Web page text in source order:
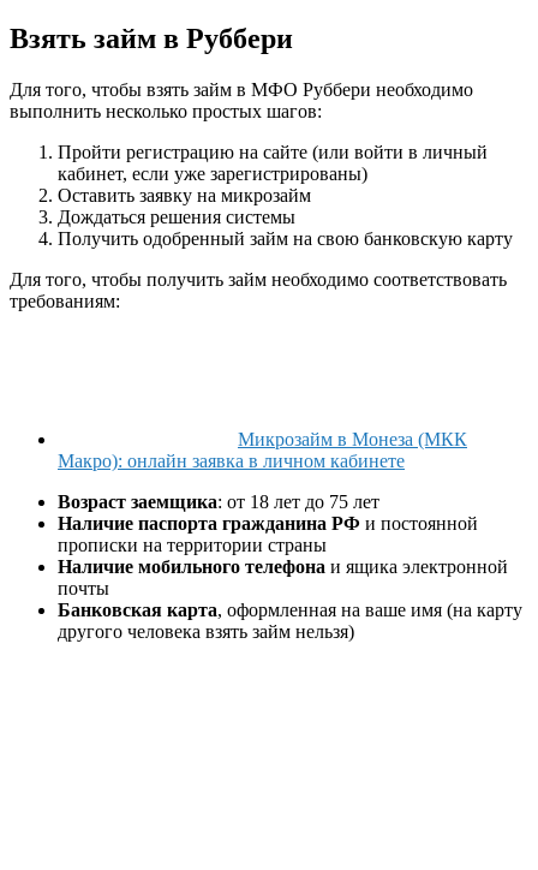
Взять займ в Руббери
Для того, чтобы взять займ в МФО Руббери необходимо
выполнить несколько простых шагов:
Пройти регистрацию на сайте (или войти в личный
кабинет, если уже зарегистрированы)
Оставить заявку на микрозайм
Дождаться решения системы
Получить одобренный займ на свою банковскую карту
Для того, чтобы получить займ необходимо соответствовать
требованиям:
Микрозайм в Монеза (МКК
Макро): онлайн заявка в личном кабинете
Возраст заемщика: от 18 лет до 75 лет
Наличие паспорта гражданина РФ и постоянной
прописки на территории страны
Наличие мобильного телефона и ящика электронной
почты
Банковская карта, оформленная на ваше имя (на карту
другого человека взять займ нельзя)